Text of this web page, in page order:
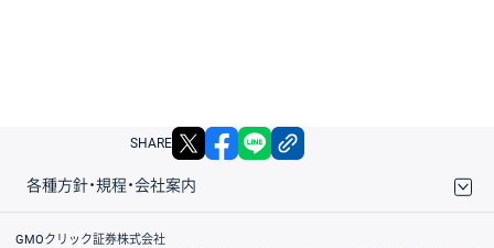
SHARE X facebook
各種方針・規程・会社案内
取引規程・約款
サイトマップ
その他のご案内
個人情報保護方針
最良執行方針
サイトのご利用について
ディスクレイマー
信託保全
リスク説明
会社案内
GMOクリック証券株式会社